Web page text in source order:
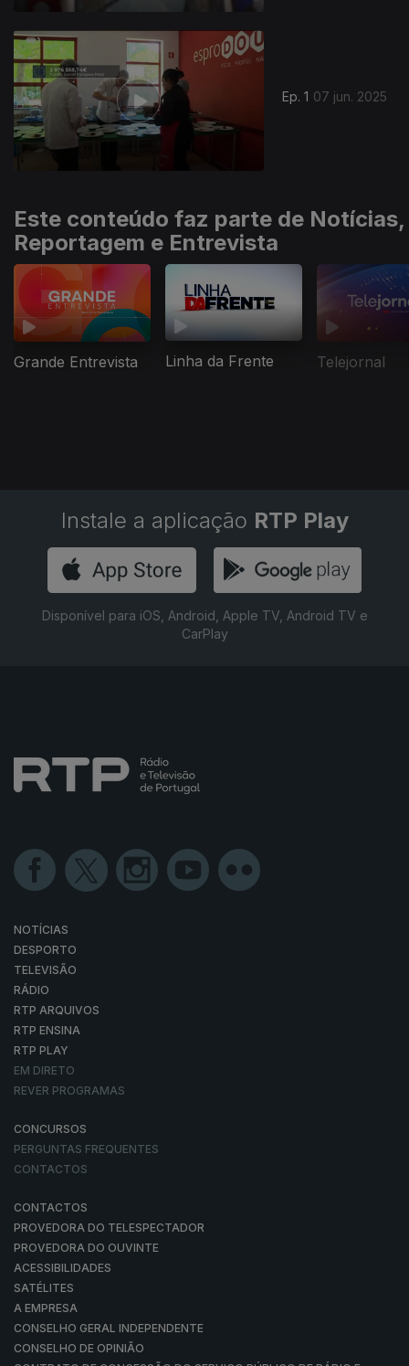
Ep. 1 07 jun. 2025
Este conteúdo faz parte de Notícias,
Reportagem e Entrevista
Grande Entrevista Linha da Frente Telejornal
Instale a aplicação RTP Play
Disponível para iOS, Android, Apple TV, Android TV e
CarPlay
NOTÍCIAS
DESPORTO
TELEVISÃO
RÁDIO
RTP ARQUIVOS
RTP ENSINA
RTP PLAY
EM DIRETO
REVER PROGRAMAS
CONCURSOS
PERGUNTAS FREQUENTES
CONTACTOS
CONTACTOS
PROVEDORA DO TELESPECTADOR
PROVEDORA DO OUVINTE
ACESSIBILIDADES
SATÉLITES
A EMPRESA
CONSELHO GERAL INDEPENDENTE
CONSELHO DE OPINIÃO